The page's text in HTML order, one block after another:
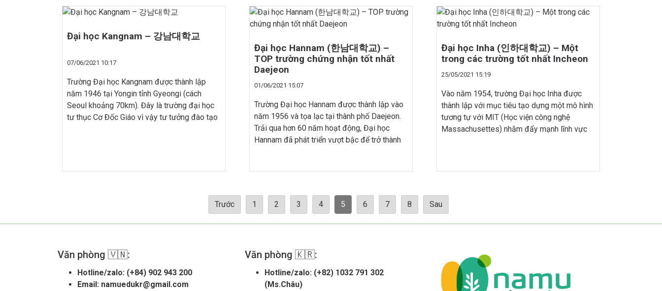
Đại học Kangnam – 강남대학교
07/06/2021 10:17
Trường Đại học Kangnam được thành lập
năm 1946 tại Yongin tỉnh Gyeongi (cách
Seoul khoảng 70km). Đây là trường đại học
tư thục Cơ Đốc Giáo vì vậy tư tưởng đào tạo
Đại học Hannam (한남대학교) –
TOP trường chứng nhận tốt nhất
Daejeon
01/06/2021 15:07
Trường Đại học Hannam được thành lập vào
năm 1956 và tọa lạc tại thành phố Daejeon.
Trải qua hơn 60 năm hoạt động, Đại học
Hannam đã phát triển vượt bậc để trở thành
Đại học Inha (인하대학교) – Một
trong các trường tốt nhất Incheon
25/05/2021 15:19
Vào năm 1954, trường Đại học Inha được
thành lập với mục tiêu tạo dựng một mô hình
tương tự với MIT (Học viện công nghệ
Massachusettes) nhằm đẩy mạnh lĩnh vực
Trước 1 2 3 4 5 6 7 8 Sau
Văn phòng 🇻🇳:
Hotline/zalo: (+84) 902 943 200
Email: namuedukr@gmail.com
Văn phòng 🇰🇷:
Hotline/zalo: (+82) 1032 791 302
(Ms.Châu)